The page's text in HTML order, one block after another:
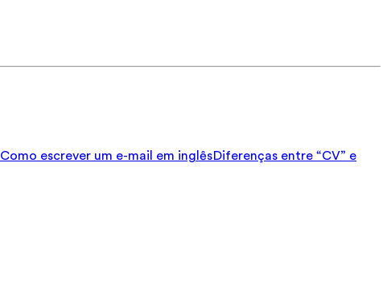
Como escrever um e-mail em inglêsDiferenças entre “CV” e